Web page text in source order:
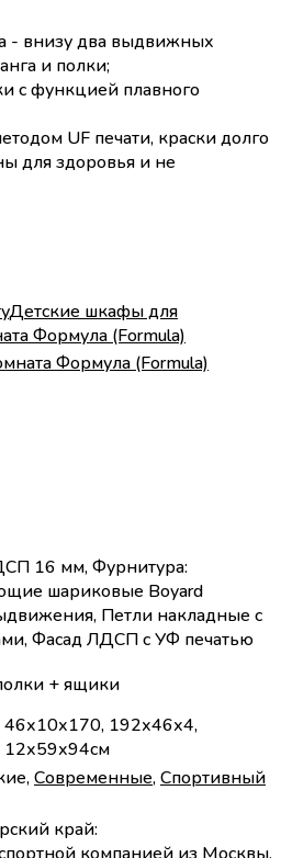
- внизу два выдвижных
и полки;
с функцией плавного
UF печати, краски долго
для здоровья и не
Детские шкафы для
Формула (Formula)
Формула (Formula)
16 мм, Фурнитура:
шариковые Boyard
Петли накладные с
Фасад ЛДСП с УФ печатью
+ ящики
46х10х170, 192х46х4,
12х59х94см
Современные,Спортивный
край: